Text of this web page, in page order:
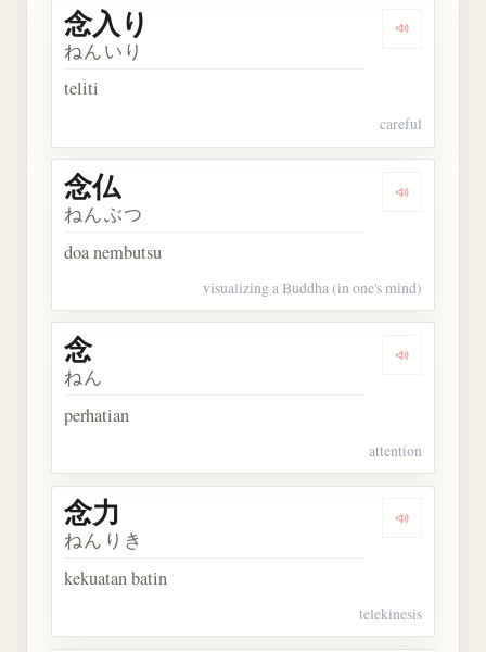
Dengarkan
念入り
ねんいり
teliti
careful
Dengarkan
念仏
ねんぶつ
doa nembutsu
visualizing a Buddha (in one's mind)
Dengarkan
念
ねん
perhatian
attention
Dengarkan
念力
ねんりき
kekuatan batin
telekinesis